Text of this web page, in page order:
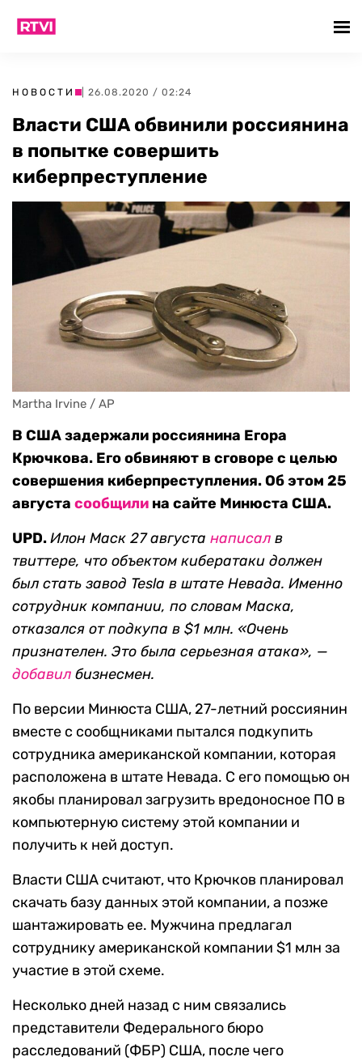
НОВОСТИ | 26.08.2020 / 02:24
Власти США обвинили россиянина
в попытке совершить
киберпреступление
Martha Irvine / AP
В США задержали россиянина Егора
Крючкова. Его обвиняют в сговоре с целью
совершения киберпреступления. Об этом 25
августа сообщили на сайте Минюста США.
UPD.Илон Маск 27 августа написал в
твиттере, что объектом кибератаки должен
был стать завод Tesla в штате Невада. Именно
сотрудник компании, по словам Маска,
отказался от подкупа в $1 млн. «Очень
признателен. Это была серьезная атака», —
добавил бизнесмен.
По версии Минюста США, 27-летний россиянин
вместе с сообщниками пытался подкупить
сотрудника американской компании, которая
расположена в штате Невада. С его помощью он
якобы планировал загрузить вредоносное ПО в
компьютерную систему этой компании и
получить к ней доступ.
Власти США считают, что Крючков планировал
скачать базу данных этой компании, а позже
шантажировать ее. Мужчина предлагал
сотруднику американской компании $1 млн за
участие в этой схеме.
Несколько дней назад с ним связались
представители Федерального бюро
расследований (ФБР) США, после чего